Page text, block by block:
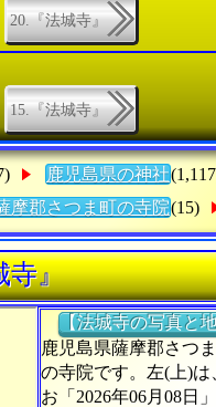
20.『法城寺』
15.『法城寺』
鹿児島県の神社
摩郡さつま町の寺院(15)
寺』
【法城寺の写真と
鹿児島県薩摩郡さつ
の寺院です。左(上)
お「2026年06月08日